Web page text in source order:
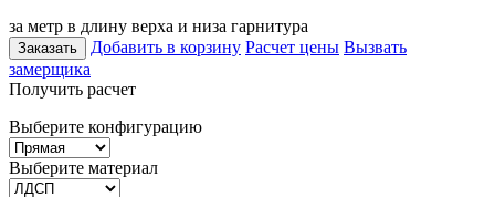
за метр в длину верха и низа гарнитура
Заказать Добавить в корзину Расчет цены Вызвать
замерщика
Получить расчет
Выберите конфигурацию
Выберите материал